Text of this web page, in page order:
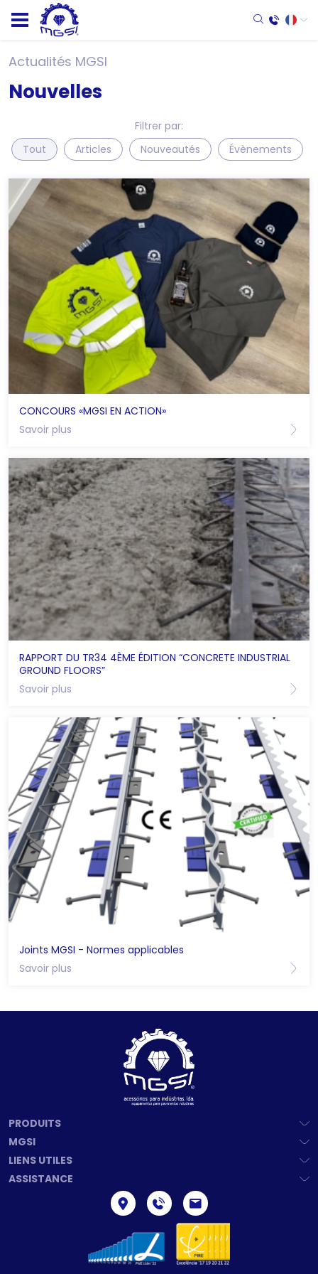
Actualités MGSI
Nouvelles
Filtrer par:
Tout
Articles Nouveautés Évènements
CONCOURS «MGSI EN ACTION»
Savoir plus
RAPPORT DU TR34 4ÈME ÉDITION “CONCRETE INDUSTRIAL
GROUND FLOORS”
Savoir plus
Joints MGSI - Normes applicables
Savoir plus
PRODUITS
MGSI
LIENS UTILES
ASSISTANCE